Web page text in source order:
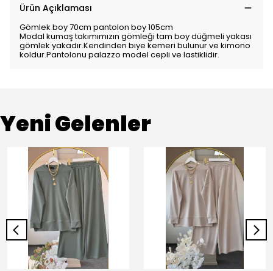
Ürün Açıklaması
Gömlek boy 70cm pantolon boy 105cm
Modal kumaş takımımızın gömleği tam boy düğmeli yakası
gömlek yakadır.Kendinden biye kemeri bulunur ve kimono
koldur.Pantolonu palazzo model cepli ve lastiklidir.
Yeni Gelenler